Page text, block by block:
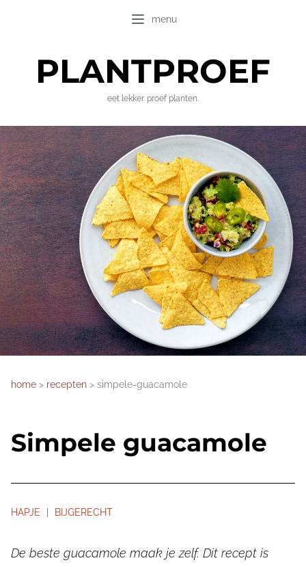
menu
PLANTPROEF
eet lekker. proef planten.
home recepten simpele-guacamole
Simpele guacamole
HAPJE | BIJGERECHT
De beste guacamole maak je zelf. Dit recept is